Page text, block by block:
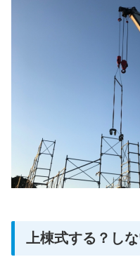
上棟式する？し